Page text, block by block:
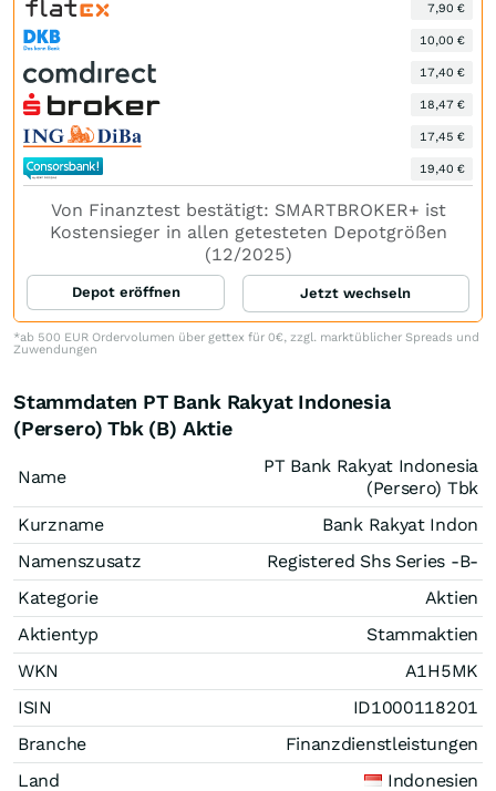
7,90 €
10,00 €
17,40 €
18,47 €
17,45 €
19,40 €
Von Finanztest bestätigt: SMARTBROKER+ ist
Kostensieger in allen getesteten Depotgrößen
(12/2025)
Depot eröffnen Jetzt wechseln
*ab 500 EUR Ordervolumen über gettex für 0€, zzgl. marktüblicher Spreads und
Zuwendungen
Stammdaten PT Bank Rakyat Indonesia
(Persero) Tbk (B) Aktie
Name
PT Bank Rakyat Indonesia
(Persero) Tbk
Kurzname
Bank Rakyat Indon
Namenszusatz
Registered Shs Series -B-
Kategorie
Aktien
Aktientyp
Stammaktien
WKN
A1H5MK
ISIN
ID1000118201
Branche
Finanzdienstleistungen
Land
Indonesien